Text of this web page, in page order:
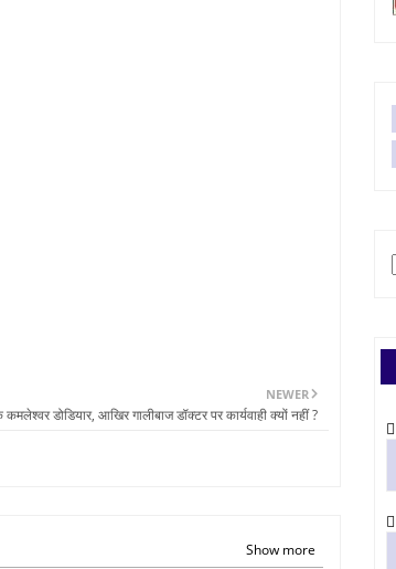
NEWER
डोडियार, आखिर गालीबाज डॉक्टर पर कार्यवाही क्यों नहीं ?
Show more